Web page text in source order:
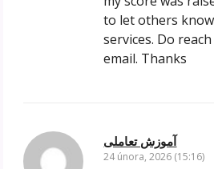
to let others
services. Do
email. Thanks
آموزش تعاملی
24 února, 2026 (15:16)